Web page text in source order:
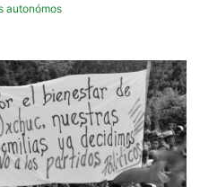
autonómos